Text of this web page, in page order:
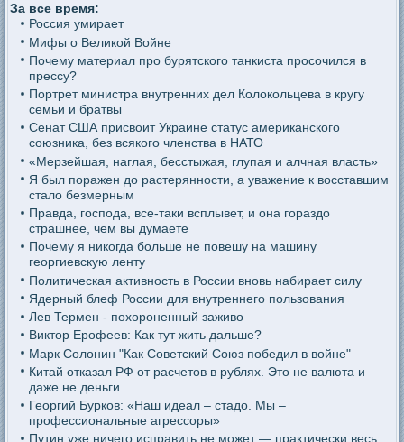
За все время:
Россия умирает
Мифы о Великой Войне
Почему материал про бурятского танкиста просочился в
прессу?
Портрет министра внутренних дел Колокольцева в кругу
семьи и братвы
Сенат США присвоит Украине статус американского
союзника, без всякого членства в НАТО
«Мерзейшая, наглая, бесстыжая, глупая и алчная власть»
Я был поражен до растерянности, а уважение к восставшим
стало безмерным
Правда, господа, все-таки всплывет, и она гораздо
страшнее, чем вы думаете
Почему я никогда больше не повешу на машину
георгиевскую ленту
Политическая активность в России вновь набирает силу
Ядерный блеф России для внутреннего пользования
Лев Термен - похороненный заживо
Виктор Ерофеев: Как тут жить дальше?
Марк Солонин "Как Советский Союз победил в войне"
Китай отказал РФ от расчетов в рублях. Это не валюта и
даже не деньги
Георгий Бурков: «Наш идеал – стадо. Мы –
профессиональные агрессоры»
Путин уже ничего исправить не может — практически весь